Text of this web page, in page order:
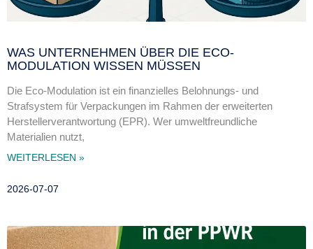
WAS UNTERNEHMEN ÜBER DIE ECO-
MODULATION WISSEN MÜSSEN
Die Eco-Modulation ist ein finanzielles Belohnungs- und
Strafsystem für Verpackungen im Rahmen der erweiterten
Herstellerverantwortung (EPR). Wer umweltfreundliche
Materialien nutzt,
WEITERLESEN »
2026-07-07